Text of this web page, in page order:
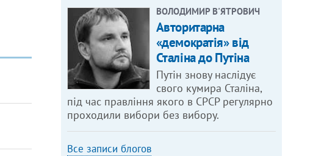
ВОЛОДИМИР В'ЯТРОВИЧ
Авторитарна
«демократія» від
Сталіна до Путіна
Путін знову наслідує
свого кумира Сталіна,
під час правління якого в СРСР регулярно
проходили вибори без вибору.
Все записи блогов